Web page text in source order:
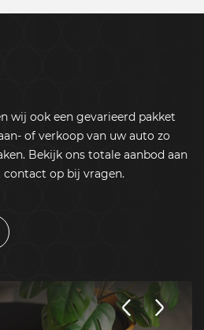
wij ook een gevarieerd pakket
of verkoop van uw auto zo
Bekijk ons totale aanbod aan
op bij vragen.